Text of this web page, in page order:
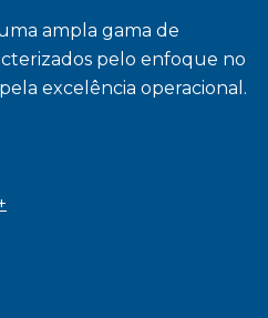
ampla gama de
pelo enfoque no
excelência operacional.